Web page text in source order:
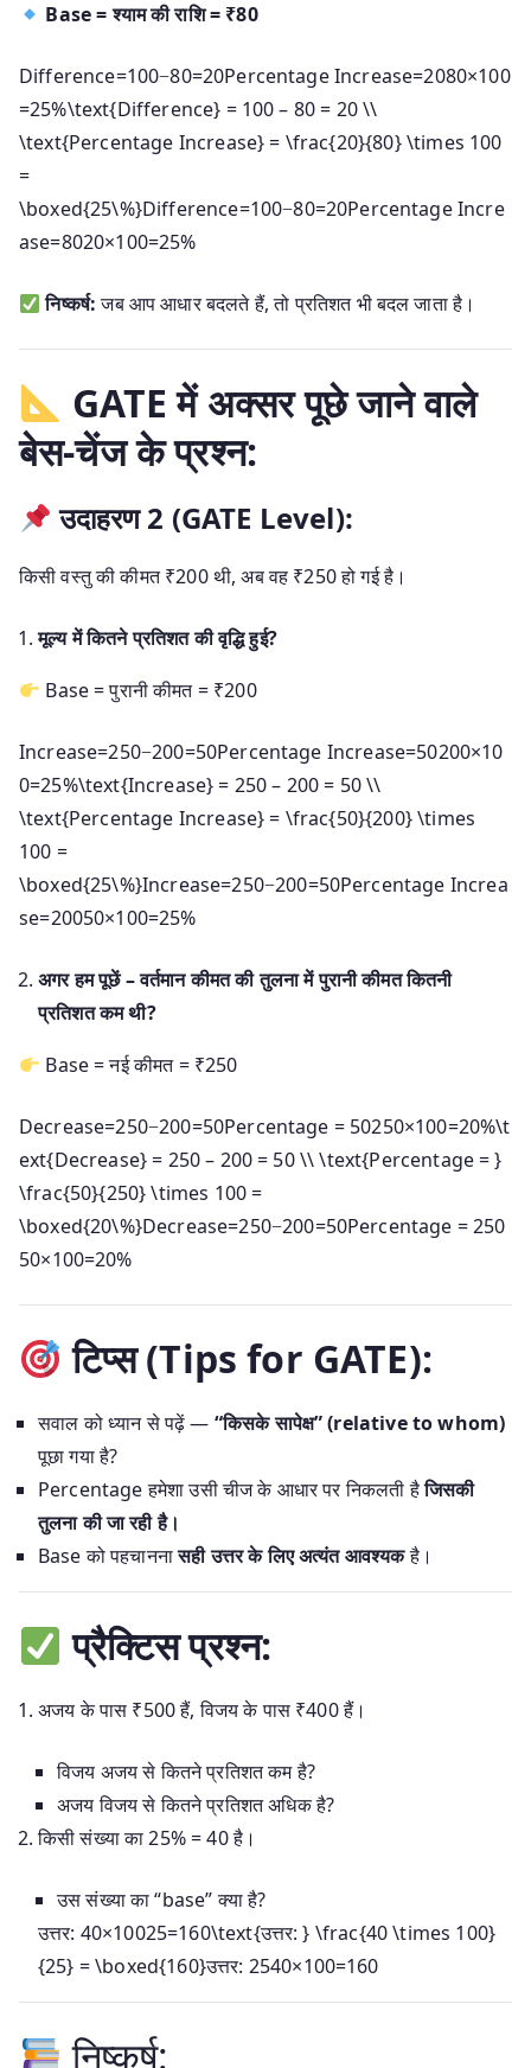
Base = श्याम की राशि = ₹80
Difference=100−80=20Percentage Increase=2080×100
=25%\text{Difference} = 100 – 80 = 20 \\
\text{Percentage Increase} = \frac{20}{80} \times 100
=
\boxed{25\%}Difference=100−80=20Percentage Incre
ase=8020×100=25%
निष्कर्ष:जब आप आधार बदलते हैं, तो प्रतिशत भी बदल जाता है।
GATE में अक्सर पूछे जाने वाले
बेस-चेंज के प्रश्न:
उदाहरण 2 (GATE Level):
किसी वस्तु की कीमत ₹200 थी, अब वह ₹250 हो गई है।
मूल्य में कितने प्रतिशत की वृद्धि हुई?
Base = पुरानी कीमत = ₹200
Increase=250−200=50Percentage Increase=50200×10
0=25%\text{Increase} = 250 – 200 = 50 \\
\text{Percentage Increase} = \frac{50}{200} \times
100 =
\boxed{25\%}Increase=250−200=50Percentage Increa
se=20050×100=25%
अगर हम पूछें – वर्तमान कीमत की तुलना में पुरानी कीमत कितनी
प्रतिशत कम थी?
Base = नई कीमत = ₹250
Decrease=250−200=50Percentage = 50250×100=20%\t
ext{Decrease} = 250 – 200 = 50 \\ \text{Percentage = }
\frac{50}{250} \times 100 =
\boxed{20\%}Decrease=250−200=50Percentage =250
50×100=20%
टिप्स (Tips for GATE):
सवाल को ध्यान से पढ़ें — “किसके सापेक्ष” (relative to whom)
पूछा गया है?
Percentage हमेशा उसी चीज के आधार पर निकलती हैजिसकी
तुलना की जा रही है।
Base को पहचाननासही उत्तर के लिए अत्यंत आवश्यकहै।
प्रैक्टिस प्रश्न:
अजय के पास ₹500 हैं, विजय के पास ₹400 हैं।
विजय अजय से कितने प्रतिशत कम है?
अजय विजय से कितने प्रतिशत अधिक है?
किसी संख्या का 25% = 40 है।
उस संख्या का “base” क्या है?
उत्तर: 40×10025=160\text{उत्तर: } \frac{40 \times 100}
{25} = \boxed{160}उत्तर: 2540×100=160
निष्कर्ष: